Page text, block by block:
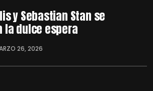
y Sebastian Stan se
la dulce espera
26, 2026